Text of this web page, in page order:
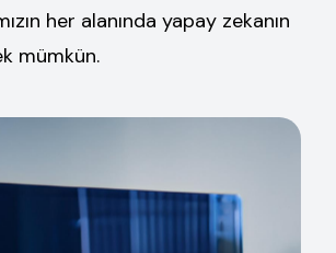
her alanında yapay zekanın
mümkün.